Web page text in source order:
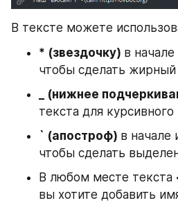
В тексте можете
* (звездочку) в
чтобы сделать
_ (нижнее
текста для
` (апостроф) в начале
чтобы сделать
В любом месте текста
вы хотите добавить